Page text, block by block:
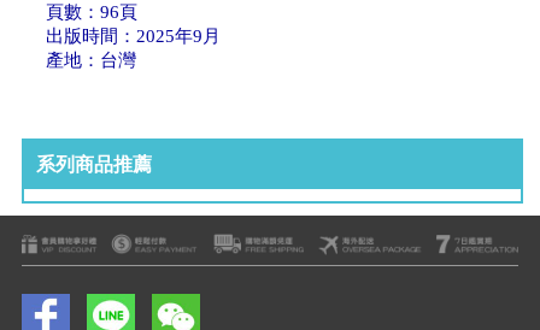
頁數：96頁
出版時間：2025年9月
產地：台灣
系列商品推薦